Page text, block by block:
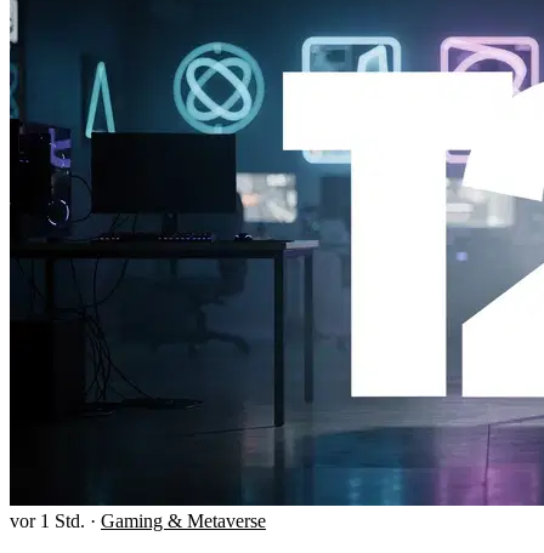
vor 1 Std. · Gaming & Metaverse